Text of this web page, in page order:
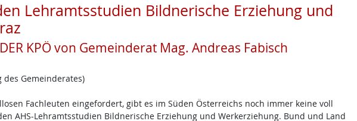
Lehramtsstudien Bildnerische Erziehung und
DER KPÖ von Gemeinderat Mag. Andreas Fabisch
des Gemeinderates)
Fachleuten eingefordert, gibt es im Süden Österreichs noch immer keine voll
AHS-Lehramtsstudien Bildnerische Erziehung und Werkerziehung. Bund und Land